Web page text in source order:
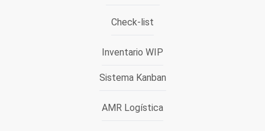
Check-list
Inventario WIP
Sistema Kanban
AMR Logística